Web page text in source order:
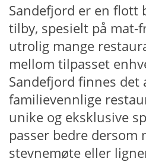
Sandefjord er en flott
tilby, spesielt på mat-
utrolig mange
mellom tilpasset
Sandefjord finnes det
familievennlige
unike og eksklusive
passer bedre dersom
stevnemøte eller